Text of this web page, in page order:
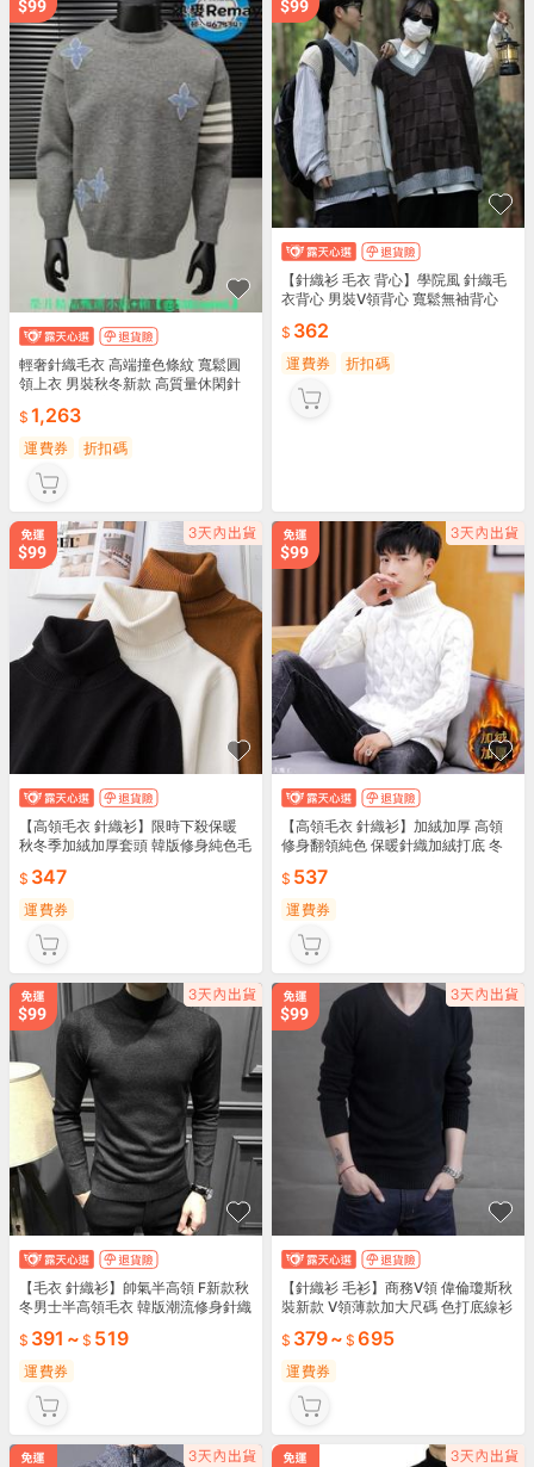
輕奢針織毛衣 高端撞色條紋 寬鬆圓
領上衣 男裝秋冬新款 高質量休閑針
1,263
運費券 折扣碼
【針織衫 毛衣 背心】學院風 針織毛
衣背心 男裝V領背心 寬鬆無袖背心
系百搭
362
運費券 折扣碼
【高領毛衣 針織衫】限時下殺保暖
秋冬季加絨加厚套頭 韓版修身純色毛
韓版修身 純色打
347
運費券
【高領毛衣 針織衫】加絨加厚 高領
修身翻領純色 保暖針織加絨打底 冬
必備537
運費券
【毛衣 針織衫】帥氣半高領 F新款秋
冬男士半高領毛衣 韓版潮流修身針織
搭必備
391 ~ 519
運費券
【針織衫 毛衫】商務V領 偉倫瓊斯秋
裝新款 V領薄款加大尺碼 色打底線衫
379~ 695
運費券